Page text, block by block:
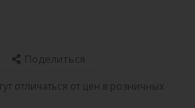
Поделиться
отличаться от цен в розничных